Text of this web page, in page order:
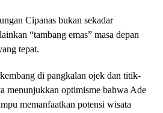
Cipanas bukan sekadar
“tambang emas” masa depan
tepat.
di pangkalan ojek dan titik-
menunjukkan optimisme bahwa Ade
memanfaatkan potensi wisata